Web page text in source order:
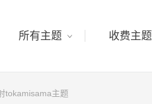
所有主题 收费主题
tokamisama主题